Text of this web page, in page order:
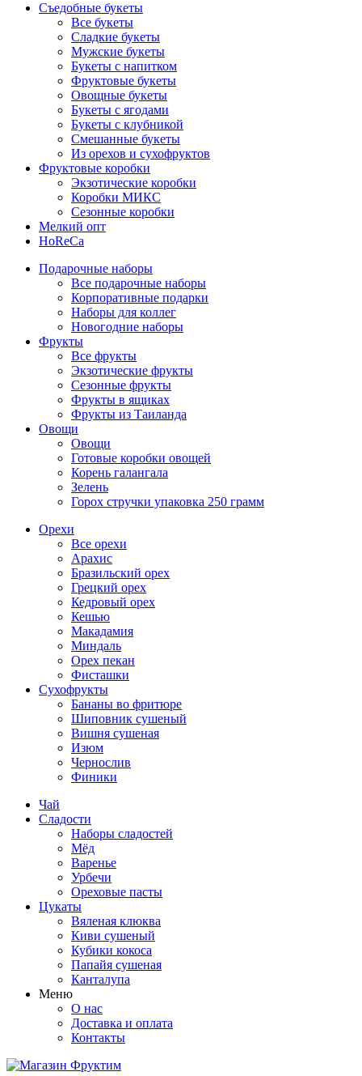
Съедобные букеты
Все букеты
Сладкие букеты
Мужские букеты
Букеты с напитком
Фруктовые букеты
Овощные букеты
Букеты с ягодами
Букеты с клубникой
Смешанные букеты
Из орехов и сухофруктов
Фруктовые коробки
Экзотические коробки
Коробки МИКС
Сезонные коробки
Мелкий опт
HoReCa
Подарочные наборы
Все подарочные наборы
Корпоративные подарки
Наборы для коллег
Новогодние наборы
Фрукты
Все фрукты
Экзотические фрукты
Сезонные фрукты
Фрукты в ящиках
Фрукты из Таиланда
Овощи
Овощи
Готовые коробки овощей
Корень галангала
Зелень
Горох стручки упаковка 250 грамм
Орехи
Все орехи
Арахис
Бразильский орех
Грецкий орех
Кедровый орех
Кешью
Макадамия
Миндаль
Орех пекан
Фисташки
Сухофрукты
Бананы во фритюре
Шиповник сушеный
Вишня сушеная
Изюм
Чернослив
Финики
Чай
Сладости
Наборы сладостей
Мёд
Варенье
Урбечи
Ореховые пасты
Цукаты
Вяленая клюква
Киви сушеный
Кубики кокоса
Папайя сушеная
Канталупа
Меню
О нас
Доставка и оплата
Контакты